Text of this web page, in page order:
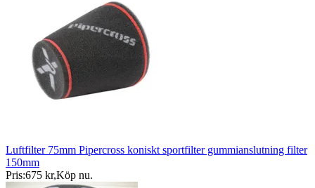
Luftfilter 75mm Pipercross koniskt sportfilter gummianslutning filter
150mm
Pris:675 kr,Köp nu.